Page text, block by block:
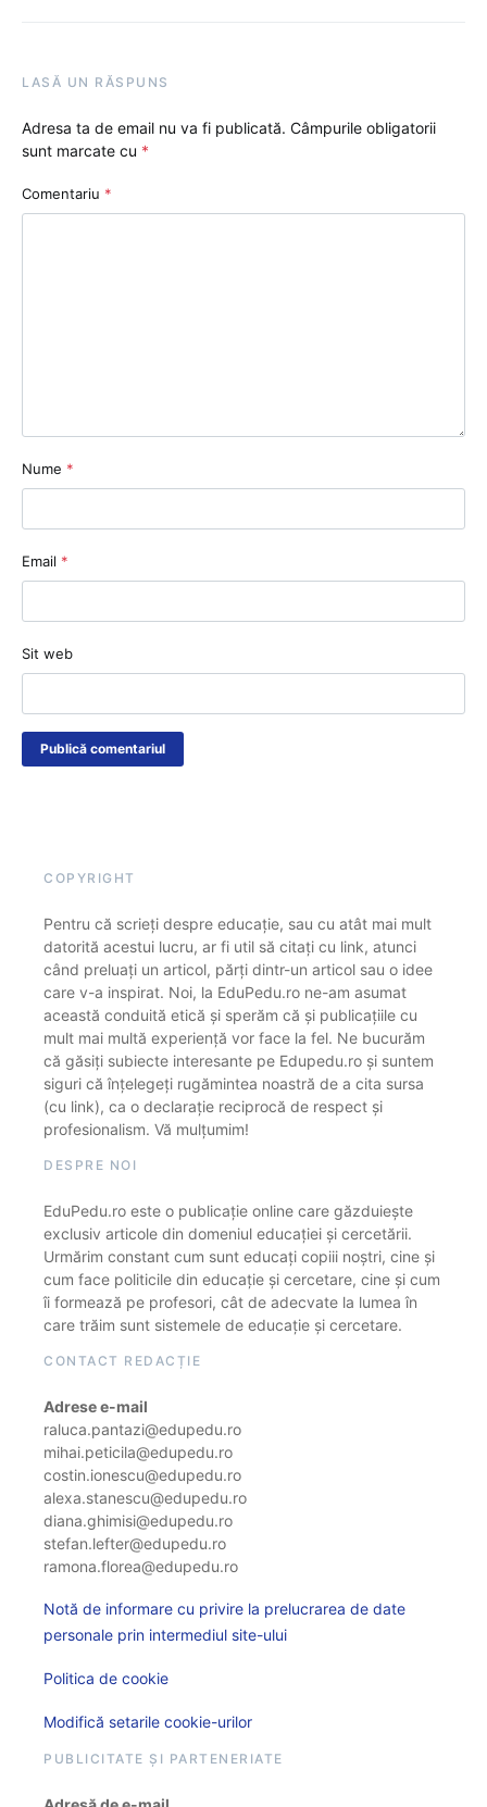
LASĂ UN RĂSPUNS
Adresa ta de email nu va fi publicată. Câmpurile obligatorii
sunt marcate cu *
Comentariu *
Nume *
Email *
Sit web
COPYRIGHT
Pentru că scrieți despre educație, sau cu atât mai mult
datorită acestui lucru, ar fi util să citați cu link, atunci
când preluați un articol, părți dintr-un articol sau o idee
care v-a inspirat. Noi, la EduPedu.ro ne-am asumat
această conduită etică și sperăm că și publicațiile cu
mult mai multă experiență vor face la fel. Ne bucurăm
că găsiți subiecte interesante pe Edupedu.ro și suntem
siguri că înțelegeți rugămintea noastră de a cita sursa
(cu link), ca o declarație reciprocă de respect și
profesionalism. Vă mulțumim!
DESPRE NOI
EduPedu.ro este o publicație online care găzduiește
exclusiv articole din domeniul educației și cercetării.
Urmărim constant cum sunt educați copiii noștri, cine și
cum face politicile din educație și cercetare, cine și cum
îi formează pe profesori, cât de adecvate la lumea în
care trăim sunt sistemele de educație și cercetare.
CONTACT REDACȚIE
Adrese e-mail
raluca.pantazi@edupedu.ro
mihai.peticila@edupedu.ro
costin.ionescu@edupedu.ro
alexa.stanescu@edupedu.ro
diana.ghimisi@edupedu.ro
stefan.lefter@edupedu.ro
ramona.florea@edupedu.ro
Notă de informare cu privire la prelucrarea de date
personale prin intermediul site-ului
Politica de cookie
Modifică setarile cookie-urilor
PUBLICITATE ȘI PARTENERIATE